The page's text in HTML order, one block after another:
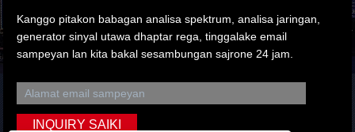
Kanggo pitakon babagan analisa spektrum, analisa jaringan,
generator sinyal utawa dhaptar rega, tinggalake email
sampeyan lan kita bakal sesambungan sajrone 24 jam.